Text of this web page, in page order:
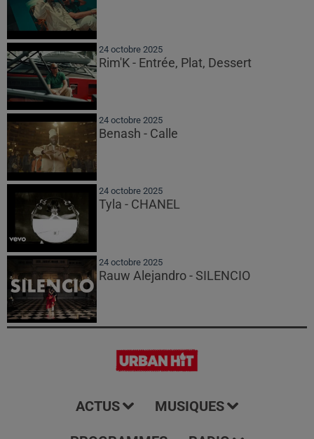
24 octobre 2025
Rim'K - Entrée, Plat, Dessert
24 octobre 2025
Benash - Calle
24 octobre 2025
Tyla - CHANEL
24 octobre 2025
Rauw Alejandro - SILENCIO
ACTUS MUSIQUES